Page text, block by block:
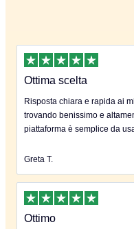
Ottima scelta
Risposta chiara e rapida ai
trovando benissimo e
piattaforma è semplice da
Greta T.
Ottimo